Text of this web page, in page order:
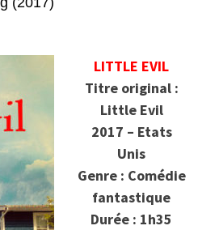
LITTLE EVIL
Titre original :
Little Evil
2017 – Etats
Unis
Genre : Comédie
fantastique
Durée : 1h35